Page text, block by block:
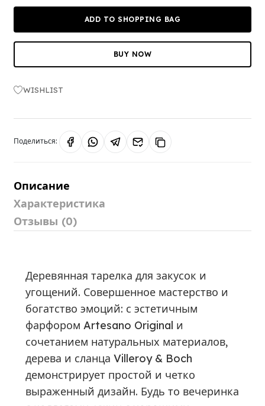
ADD TO SHOPPING BAG
BUY NOW
WISHLIST
Поделиться:
Описание
Характеристика
Отзывы (0)
Деревянная тарелка для закусок и
угощений. Совершенное мастерство и
богатство эмоций: с эстетичным
фарфором Artesano Original и
сочетанием натуральных материалов,
дерева и сланца Villeroy & Boch
демонстрирует простой и четко
выраженный дизайн. Будь то вечеринка